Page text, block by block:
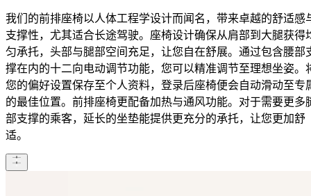
我们的前排座椅以人体工程学设计而闻名，带来卓越的舒适感
支撑性，尤其适合长途驾驶。​ 座椅设计确保从肩部到大腿获得
匀承托，头部与腿部空间充足，让您自在舒展。通过包含腰部
撑在内的十二向电动调节功能，您可以精准调节至理想坐姿。
您的偏好设置保存至个人资料，登录后座椅便会自动滑动至专
的最佳位置。​ ​前排座椅更配备加热与通风功能。对于需要更多
部支撑的乘客，延长的坐垫能提供更充分的承托，让您更加舒
适。